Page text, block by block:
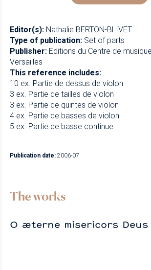
Editor(s): Nathalie BERTON-BLIVET
Type of publication: Set of parts
Publisher: Editions du Centre de
Versailles
This reference includes:
10 ex. Partie de dessus de violon
3 ex. Partie de tailles de violon
3 ex. Partie de quintes de violon
4 ex. Partie de basses de violon
5 ex. Partie de basse continue
Publication date: 2006-07
The works
O æterne misericors Deus